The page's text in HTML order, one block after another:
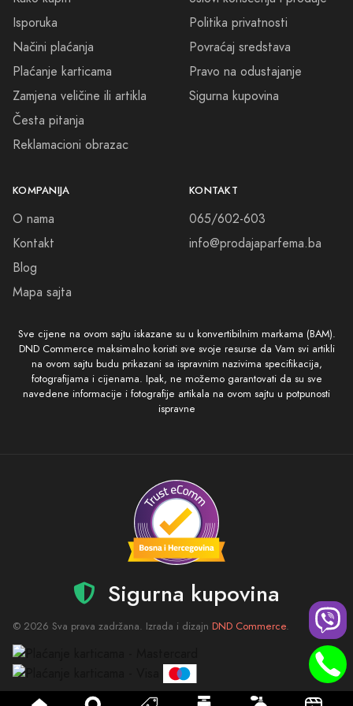
Srebrenik Parfimeriju, gdje snovi postaju stvarnost, a stvarnost postaje
čudesno putovanje kroz olfaktorne čarolije. Vaša potraga za
savršenim parfemom počinje ovdje!
Isporuka
Načini plaćanja
Plaćanje karticama
Zamjena veličine ili artikla
Česta pitanja
Reklamacioni obrazac
Politika privatnosti
Povraćaj sredstava
Pravo na odustajanje
Sigurna kupovina
KOMPANIJA
O nama
Kontakt
Blog
Mapa sajta
KONTAKT
065/602-603
info@prodajaparfema.ba
Sve cijene na ovom sajtu iskazane su u konvertibilnim markama (BAM).
DND Commerce maksimalno koristi sve svoje resurse da Vam svi artikli
na ovom sajtu budu prikazani sa ispravnim nazivima specifikacija,
fotografijama i cijenama. Ipak, ne možemo garantovati da su sve
navedene informacije i fotografije artikala na ovom sajtu u potpunosti
ispravne
Sigurna kupovina
© 2026 Sva prava zadržana. Izrada i dizajn DND Commerce.